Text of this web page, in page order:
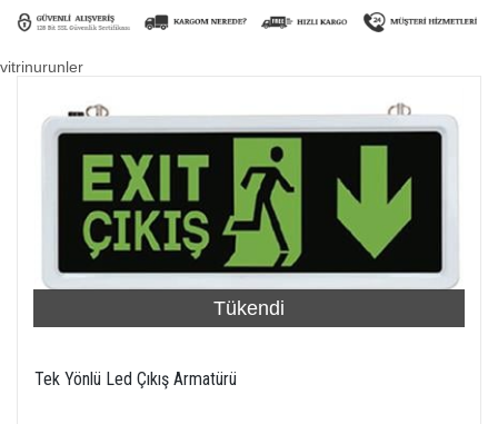
vitrinurunler
Tükendi
Tek Yönlü Led Çıkış Armatürü